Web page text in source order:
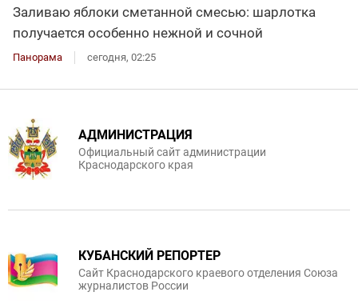
Заливаю яблоки сметанной смесью: шарлотка
получается особенно нежной и сочной
Панорама сегодня, 02:25
АДМИНИСТРАЦИЯ
Официальный сайт администрации
Краснодарского края
КУБАНСКИЙ РЕПОРТЕР
Сайт Краснодарского краевого отделения Союза
журналистов России